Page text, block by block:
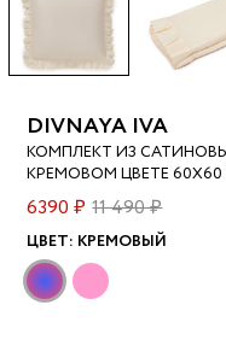
DIVNAYA IVA
КОМПЛЕКТ ИЗ
КРЕМОВОМ ЦВЕТЕ
6390 ₽ 11 490 ₽
ЦВЕТ: КРЕМОВЫЙ